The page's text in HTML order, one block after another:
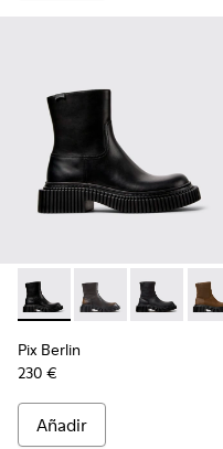
Pix Berlin - K400809-
Pix Berlin -Pix Berlin
Pix
Pix Berlin
230 €
Añadir